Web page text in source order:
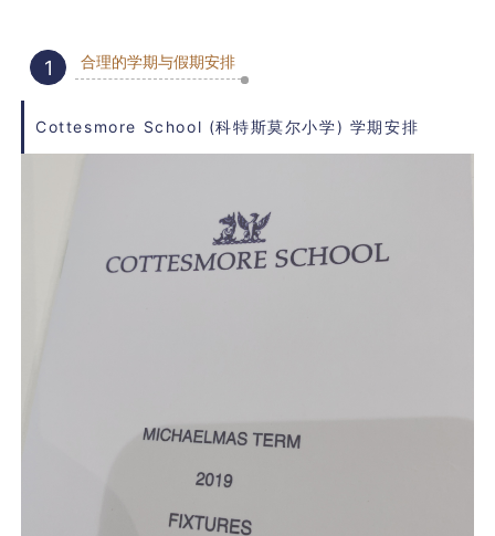
1 合理的学期与假期安排
Cottesmore School (科特斯莫尔小学) 学期安排